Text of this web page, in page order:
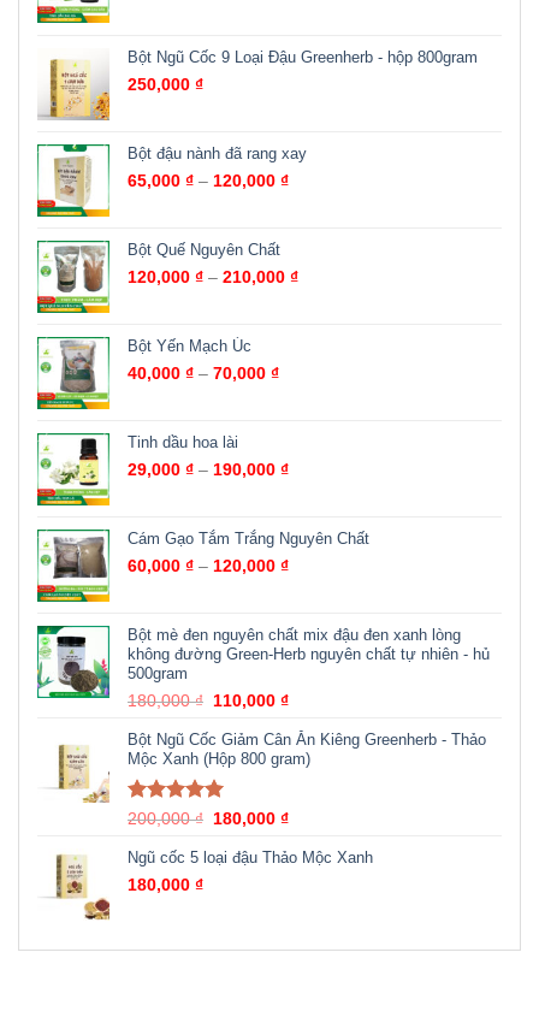
Bột Ngũ Cốc 9 Loại Đậu Greenherb - hộp 800gram
250,000 ₫
Bột đậu nành đã rang xay
65,000 ₫ – 120,000 ₫
Bột Quế Nguyên Chất
120,000 ₫ – 210,000 ₫
Bột Yến Mạch Úc
40,000 ₫ – 70,000 ₫
Tinh dầu hoa lài
29,000 ₫ – 190,000 ₫
Cám Gạo Tắm Trắng Nguyên Chất
60,000 ₫ – 120,000 ₫
Bột mè đen nguyên chất mix đậu đen xanh lòng
không đường Green-Herb nguyên chất tự nhiên - hủ
500gram
180,000₫ 110,000₫
Bột Ngũ Cốc Giảm Cân Ăn Kiêng Greenherb - Thảo
Mộc Xanh (Hộp 800 gram)
Được xếp
sao
200,000₫ 180,000₫
Ngũ cốc 5 loại đậu Thảo Mộc Xanh
180,000 ₫